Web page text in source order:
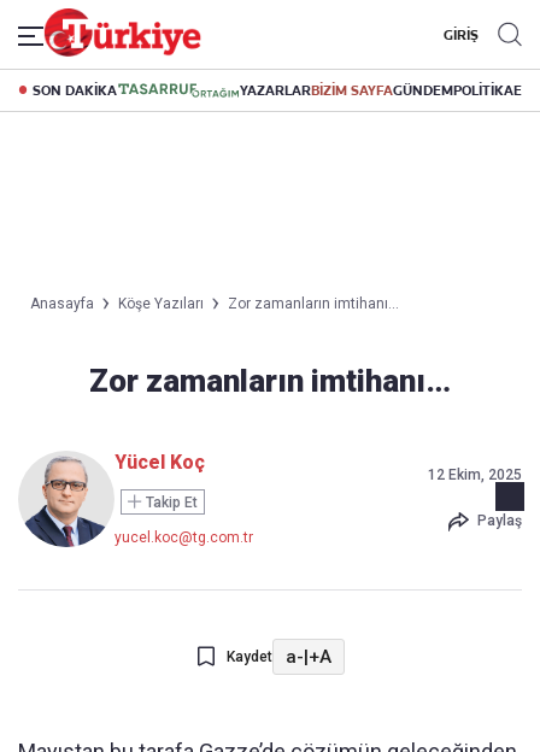
GİRİŞ
SON DAKİKA YAZARLARBİZİM SAYFAGÜNDEMPOLİTİKA
Anasayfa Köşe Yazıları Zor zamanların imtihanı…
Zor zamanların imtihanı…
Yücel Koç
Takip Et
yucel.koc@tg.com.tr
12 Ekim, 2025
Paylaş
Kaydet a-|+A